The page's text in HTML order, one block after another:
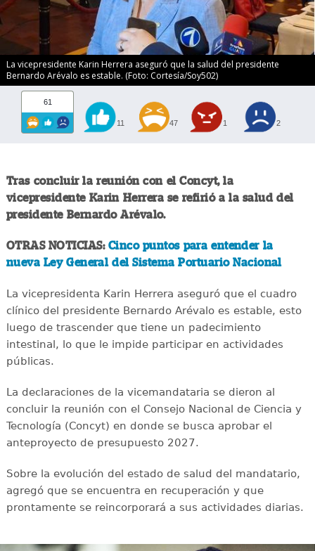
La vicepresidente Karin Herrera aseguró que la salud del presidente
Bernardo Arévalo es estable. (Foto: Cortesía/Soy502)
61
11 47 1 2
Tras concluir la reunión con el Concyt, la
vicepresidente Karin Herrera se refirió a la salud del
presidente Bernardo Arévalo.
OTRAS NOTICIAS: Cinco puntos para entender la
nueva Ley General del Sistema Portuario Nacional
La vicepresidenta Karin Herrera aseguró que el cuadro
clínico del presidente Bernardo Arévalo es estable, esto
luego de trascender que tiene un padecimiento
intestinal, lo que le impide participar en actividades
públicas.
La declaraciones de la vicemandataria se dieron al
concluir la reunión con el Consejo Nacional de Ciencia y
Tecnología (Concyt) en donde se busca aprobar el
anteproyecto de presupuesto 2027.
Sobre la evolución del estado de salud del mandatario,
agregó que se encuentra en recuperación y que
prontamente se reincorporará a sus actividades diarias.